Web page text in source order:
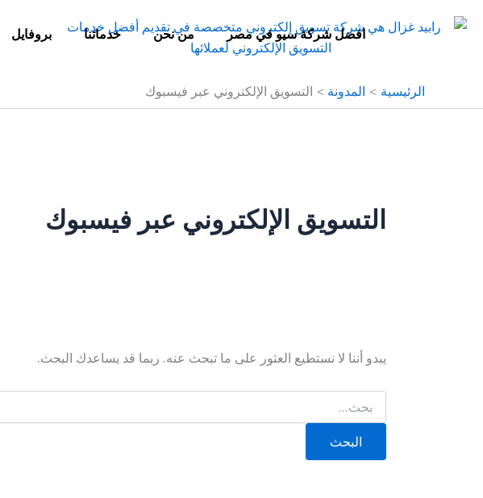
إلى
افضل شركة سيو في مصر من نحن خدماتنا بروفايل
الرئيسية المدونة التسويق الإلكتروني عبر فيسبوك
التسويق الإلكتروني عبر فيسبوك
يبدو أننا لا نستطيع العثور على ما تبحث عنه. ربما قد يساعدك البحث.
عن: